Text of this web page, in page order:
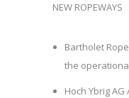
NEW ROPEWAYS
Bartholet
the
Hoch Ybrig